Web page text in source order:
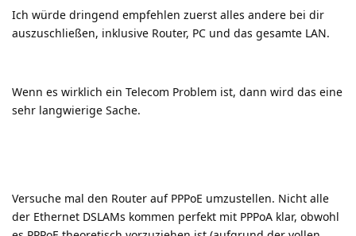
Ich würde dringend empfehlen zuerst alles andere bei dir
auszuschließen, inklusive Router, PC und das gesamte LAN.
Wenn es wirklich ein Telecom Problem ist, dann wird das eine
sehr langwierige Sache.
Versuche mal den Router auf PPPoE umzustellen. Nicht alle
der Ethernet DSLAMs kommen perfekt mit PPPoA klar, obwohl